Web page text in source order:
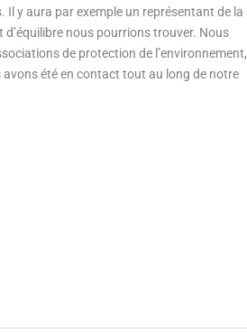
y aura par exemple un représentant de la
d’équilibre nous pourrions trouver. Nous
de protection de l’environnement,
été en contact tout au long de notre